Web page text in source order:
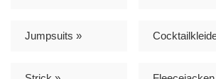
Jumpsuits »